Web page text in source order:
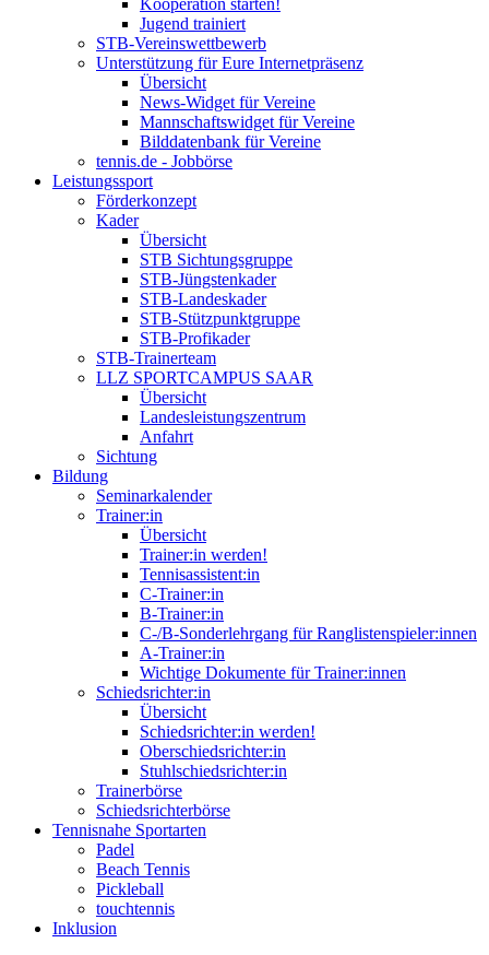
Kooperation starten!
Jugend trainiert
STB-Vereinswettbewerb
Unterstützung für Eure Internetpräsenz
Übersicht
News-Widget für Vereine
Mannschaftswidget für Vereine
Bilddatenbank für Vereine
tennis.de - Jobbörse
Leistungssport
Förderkonzept
Kader
Übersicht
STB Sichtungsgruppe
STB-Jüngstenkader
STB-Landeskader
STB-Stützpunktgruppe
STB-Profikader
STB-Trainerteam
LLZ SPORTCAMPUS SAAR
Übersicht
Landesleistungszentrum
Anfahrt
Sichtung
Bildung
Seminarkalender
Trainer:in
Übersicht
Trainer:in werden!
Tennisassistent:in
C-Trainer:in
B-Trainer:in
C-/B-Sonderlehrgang für Ranglistenspieler:innen
A-Trainer:in
Wichtige Dokumente für Trainer:innen
Schiedsrichter:in
Übersicht
Schiedsrichter:in werden!
Oberschiedsrichter:in
Stuhlschiedsrichter:in
Trainerbörse
Schiedsrichterbörse
Tennisnahe Sportarten
Padel
Beach Tennis
Pickleball
touchtennis
Inklusion